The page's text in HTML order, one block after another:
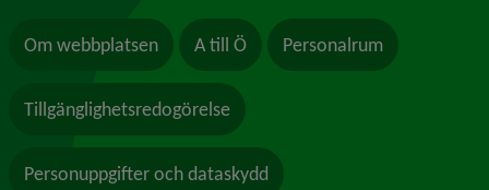
Om webbplatsen A till Ö Personalrum
Tillgänglighetsredogörelse
Personuppgifter och dataskydd